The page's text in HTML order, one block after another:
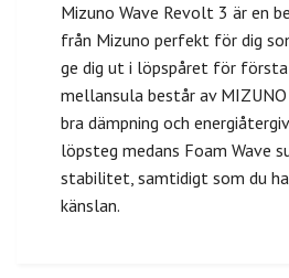
Mizuno Wave Revolt 3 är en
från Mizuno perfekt för dig
ge dig ut i löpspåret för första
mellansula består av
bra dämpning och
löpsteg medans Foam Wave
stabilitet, samtidigt som du
känslan.